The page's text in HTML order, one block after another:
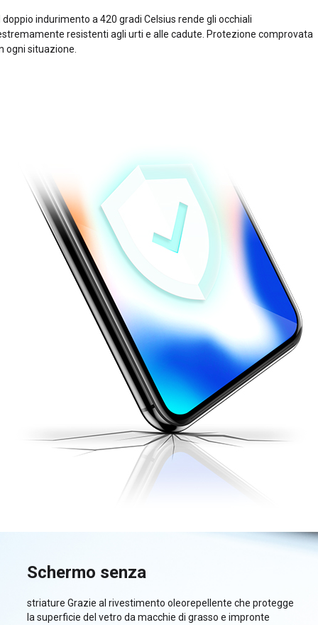
doppio indurimento a 420 gradi Celsius rende gli occhiali
resistenti agli urti e alle cadute. Protezione comprovata
ogni situazione.
Schermo senza
striature Grazie al rivestimento oleorepellente che protegge
la superficie del vetro da macchie di grasso e impronte